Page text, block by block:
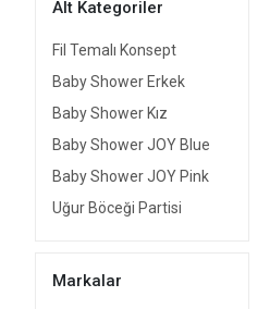
Alt Kategoriler
Fil Temalı Konsept
Baby Shower Erkek
Baby Shower Kız
Baby Shower JOY Blue
Baby Shower JOY Pink
Uğur Böceği Partisi
Markalar